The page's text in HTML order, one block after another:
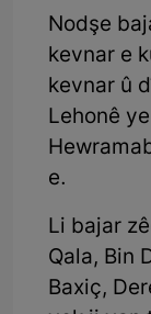
Nodşe
kevnar e
kevnar û
Lehonê
e.
Li bajar
Qala, Bin
Baxiç,